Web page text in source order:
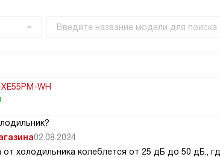
WH
02.08.2024
холодильника колеблется от 25 дБ до 50 дБ.,